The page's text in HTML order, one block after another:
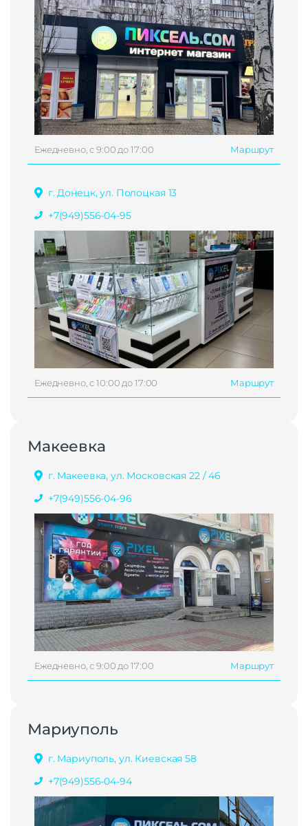
Ежедневно, с 9:00 до 17:00 Маршрут
г. Донецк, ул. Полоцкая 13
+7(949)556-04-95
Ежедневно, с 10:00 до 17:00 Маршрут
Макеевка
г. Макеевка, ул. Московская 22 / 46
+7(949)556-04-96
Ежедневно, с 9:00 до 17:00 Маршрут
Мариуполь
г. Мариуполь, ул. Киевская 58
+7(949)556-04-94